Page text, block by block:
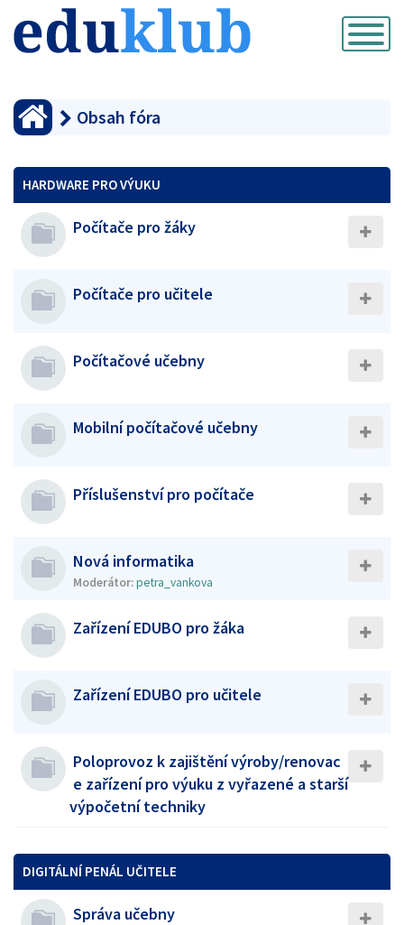
Přepnout
navigaci
Obsah fóra
HARDWARE PRO VÝUKU
Počítače pro žáky
Počítače pro učitele
Počítačové učebny
Mobilní počítačové učebny
Příslušenství pro počítače
Nová informatika
Moderátor:petra_vankova
Zařízení EDUBO pro žáka
Zařízení EDUBO pro učitele
Poloprovoz k zajištění výroby/renovac
e zařízení pro výuku z vyřazené a starší
výpočetní techniky
DIGITÁLNÍ PENÁL UČITELE
Správa učebny